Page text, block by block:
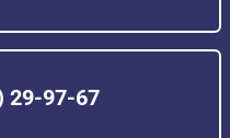
29-97-67